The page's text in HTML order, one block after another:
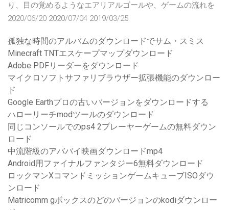
り、目の覚めるようなエアリアルゴールや、ゲームの流れを
2020/06/20 2020/07/04 2019/03/25
孤独な時間のアルバムのダウンロードでサム・スミス
Minecraft TNTエスケープマップダウンロード
Adobe PDFリーダーをダウンロード
マイクロソフトサファリブラウザー拡張機能のダウンロー
ド
Google Earthプロの古いバージョンをダウンロードする
ハローリーチmodツールのダウンロード
同じコンソールでのps4 2プレーヤーゲームの無料ダウン
ロード
中流階級のアババイ映画ダウンロードmp4
Android用ファイナルファンタジー6無料ダウンロード
ロックマンXコマンドミッションゲームキューブISOダウ
ンロード
Matricomm gボックスのどのバージョンのkodiダウンロー